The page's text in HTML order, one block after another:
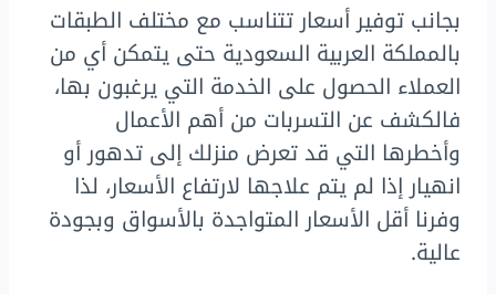
بجانب توفير أسعار تتناسب مع مختلف الطبقات
بالمملكة العربية السعودية حتى يتمكن أي من
العملاء الحصول على الخدمة التي يرغبون بها،
فالكشف عن التسربات من أهم الأعمال
وأخطرها التي قد تعرض منزلك إلى تدهور أو
انهيار إذا لم يتم علاجها لارتفاع الأسعار، لذا
وفرنا أقل الأسعار المتواجدة بالأسواق وبجودة
عالية.